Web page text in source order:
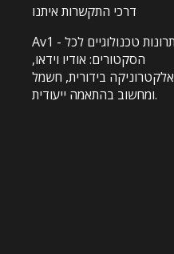
דרכי התקשרות איתנו
Av1 - פתרונות טכנולוגיים לכל
הסקטורים: אודיו וידאו,
אלקטרוניקה בידורית, חשמל
ומחשוב בהתאמה ייעודית.